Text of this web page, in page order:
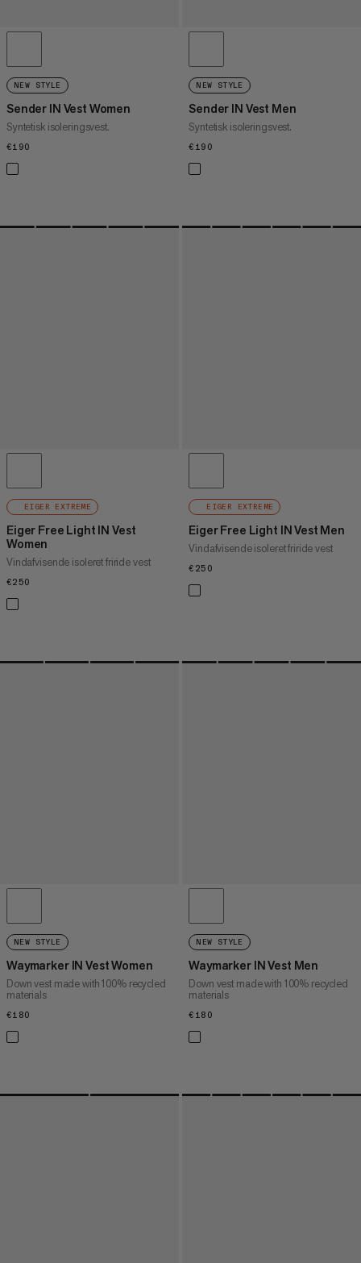
NEW STYLE
Sender IN Vest Women
Syntetisk isoleringsvest.
€190
NEW STYLE
Sender IN Vest Men
Syntetisk isoleringsvest.
€190
EIGER EXTREME
Eiger Free Light IN Vest
Women
Vindafvisende isoleret friride vest
€250
EIGER EXTREME
Eiger Free Light IN Vest Men
Vindafvisende isoleret friride vest
€250
NEW STYLE
Waymarker IN Vest Women
Down vest made with 100% recycled
materials
€180
NEW STYLE
Waymarker IN Vest Men
Down vest made with 100% recycled
materials
€180